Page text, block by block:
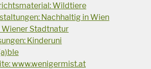
Wildtiere
Nachhaltig in Wien
Stadtnatur
Kinderuni
www.wenigermist.at